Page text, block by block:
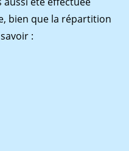
bien que la répartition
: